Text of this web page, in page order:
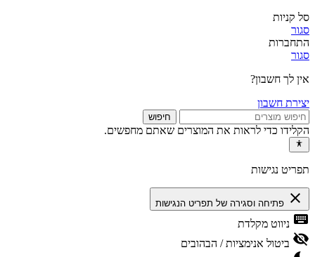
סל קניות
סגור
התחברות
סגור
אין לך חשבון?
יצירת חשבון
חיפוש
הקלידו כדי לראות את המוצרים שאתם מחפשים.
תפריט נגישות
close פתיחה וסגירה של תפריט הנגישות
keyboard ניווט מקלדת
visibility_off ביטול אנימציות / הבהובים